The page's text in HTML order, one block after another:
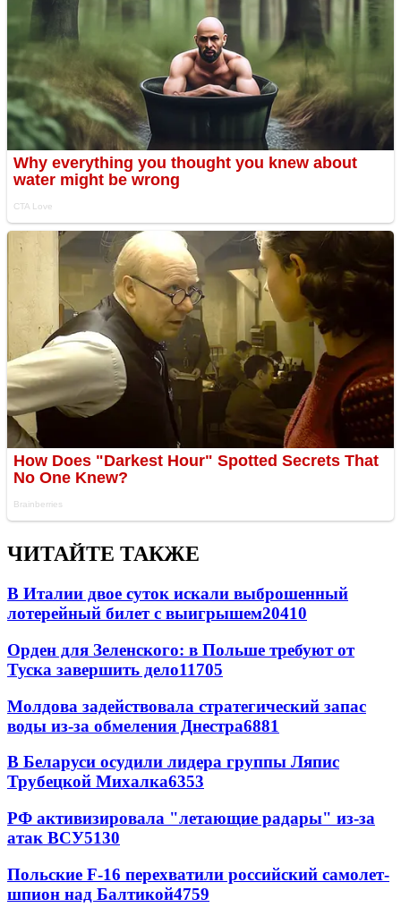
ЧИТАЙТЕ ТАКЖЕ
В Италии двое суток искали выброшенный
лотерейный билет с выигрышем20410
Орден для Зеленского: в Польше требуют от
Туска завершить дело11705
Молдова задействовала стратегический запас
воды из-за обмеления Днестра6881
В Беларуси осудили лидера группы Ляпис
Трубецкой Михалка6353
РФ активизировала "летающие радары" из-за
атак ВСУ5130
Польские F-16 перехватили российский самолет-
шпион над Балтикой4759